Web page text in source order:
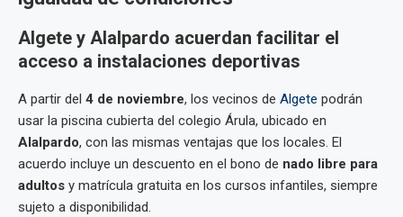
Algete y Alalpardo acuerdan facilitar el
acceso a instalaciones deportivas
A partir del 4 de noviembre, los vecinos de Algete podrán
usar la piscina cubierta del colegio Árula, ubicado en
Alalpardo, con las mismas ventajas que los locales. El
acuerdo incluye un descuento en el bono de nado libre para
adultos y matrícula gratuita en los cursos infantiles, siempre
sujeto a disponibilidad.